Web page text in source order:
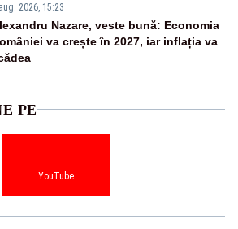
2026, 15:23
Nazare, veste bună: Economia
va crește în 2027, iar inflația va
PE
YouTube